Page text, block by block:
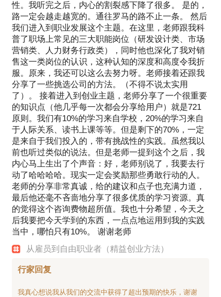
性。我听完之后，内心的割裂感下降了很多。 是的，
路一定会越走越宽的。通往罗马的路不止一条。 然后
我们进入到职业发展这个主题。在这里，老师跟我科
普了职场上常见的三大职能岗位（研发设计类、市场
营销类、人力财务行政类），同时他也深化了我对销
售这一类岗位的认识，这种认知的深度和高度令我折
服。原来，我还可以这么去努力呀。老师接着还跟我
分享了一些挑选公司的方法。（不得不说太实用
了）。 接着进入到创业主题，老师分享了一个很重要
的知识点（他几乎每一次都会分享给用户）就是721
原则。我们有10%的学习来自学校，20%的学习来自
于人际关系、读书上课等等。但是剩下的70%，一定
是来自于我们投入的，带有挑战性的实践。虽然我以
前也听过类似的说法。但是老师一提到这个之后，我
内心马上生出了个声音：好，老师别说了，我要去行
动了哈哈哈哈。现实一定会奖励那些勇敢行动的人。
老师的分享非常真诚，给的建议和点子也充满力道，
最后他还毫不吝啬地分享了很多优质的学习资源。真
的觉得这个咨询费物超所值。我也十分希望，今天之
后我要把今天学到的东西，一点点地运用到我的实践
当中，哪怕只有10%。 谢谢老师
从雇员到自由职业者（精益创业方法）
行家回复
我真心想说我从我们的交流中获得了超出预期的快乐，谢谢